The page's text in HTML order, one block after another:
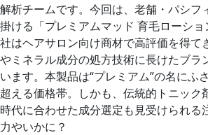
解析チームです。今回は、老舗・パシフ
掛ける「プレミアムマッド 育毛ローシ
社はヘアサロン向け商材で高評価を得て
やミネラル成分の処方技術に長けたブラ
います。本製品は“プレミアム”の名にふ
超える価格帯。しかも、伝統的トニック
時代に合わせた成分選定も見受けられる
力やいかに？